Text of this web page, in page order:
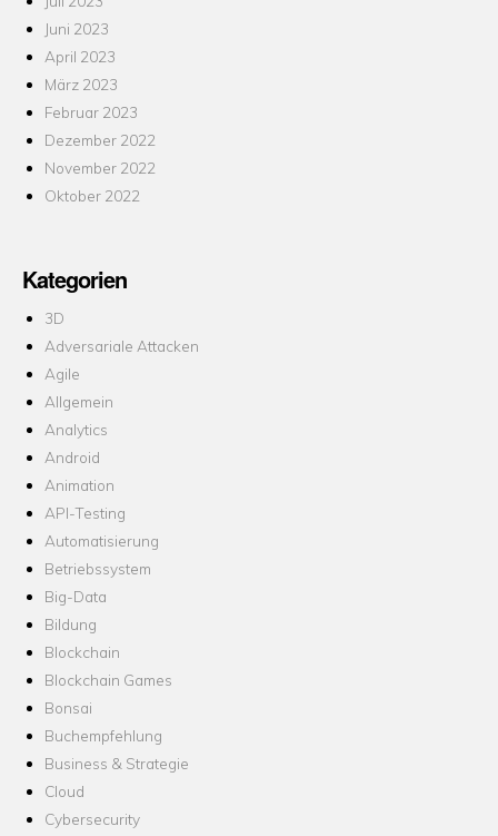
Juni 2023
April 2023
März 2023
Februar 2023
Dezember 2022
November 2022
Oktober 2022
Kategorien
3D
Adversariale Attacken
Agile
Allgemein
Analytics
Android
Animation
API-Testing
Automatisierung
Betriebssystem
Big-Data
Bildung
Blockchain
Blockchain Games
Bonsai
Buchempfehlung
Business & Strategie
Cloud
Cybersecurity